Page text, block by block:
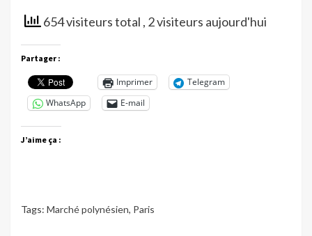
654 visiteurs total , 2 visiteurs aujourd'hui
Partager :
Imprimer
Telegram
WhatsApp
E-mail
J’aime ça :
Tags: Marché polynésien, Paris